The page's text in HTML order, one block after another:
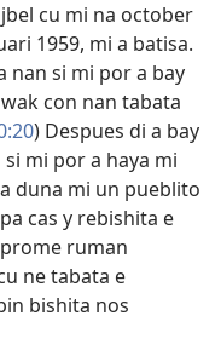
cu mi na october
1959, mi a batisa.
nan si mi por a bay
con nan tabata
) Despues di a bay
mi por a haya mi
duna mi un pueblito
cas y rebishita e
ruman
ne tabata e
bishita nos